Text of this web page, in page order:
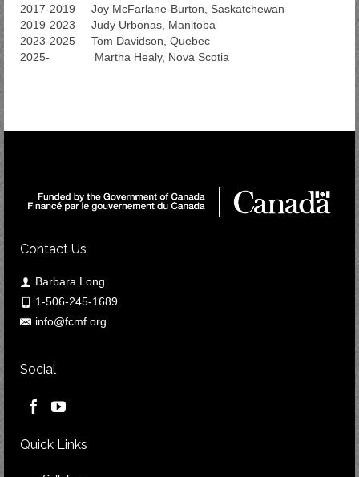
2017-2019 Joy McFarlane-Burton, Saskatchewan
2019-2023 Judy Urbonas, Manitoba
2023-2025 Tom Davidson, Quebec
2025- Martha Healy, Nova Scotia
Contact Us
Barbara Long
1-506-245-1689
info@fcmf.org
Social
Quick Links